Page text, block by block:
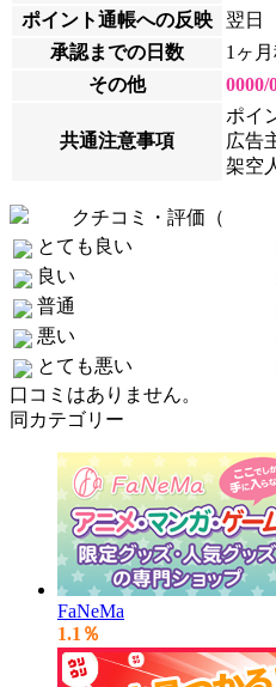
ポイント通帳への反映
翌日
承認までの日数
1ヶ
その他
0000/
共通注意事項
ポイ
広告
架空
クチコミ・評価（
とても良い
良い
普通
悪い
とても悪い
口コミはありません。
同カテゴリー
FaNeMa
1.1％